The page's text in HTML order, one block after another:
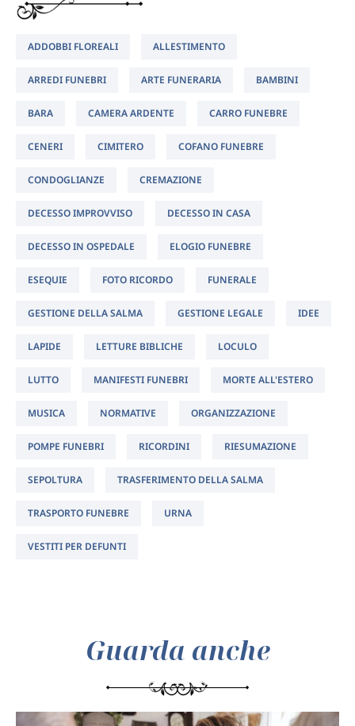
ADDOBBI FLOREALI ALLESTIMENTO
ARREDI FUNEBRI ARTE FUNERARIA BAMBINI
BARA CAMERA ARDENTE CARRO FUNEBRE
CENERI CIMITERO COFANO FUNEBRE
CONDOGLIANZE CREMAZIONE
DECESSO IMPROVVISO DECESSO IN CASA
DECESSO IN OSPEDALE ELOGIO FUNEBRE
ESEQUIE FOTO RICORDO FUNERALE
GESTIONE DELLA SALMA GESTIONE LEGALE IDEE
LAPIDE LETTURE BIBLICHE LOCULO
LUTTO MANIFESTI FUNEBRI MORTE ALL'ESTERO
MUSICA NORMATIVE ORGANIZZAZIONE
POMPE FUNEBRI RICORDINI RIESUMAZIONE
SEPOLTURA TRASFERIMENTO DELLA SALMA
TRASPORTO FUNEBRE URNA
VESTITI PER DEFUNTI
Guarda anche